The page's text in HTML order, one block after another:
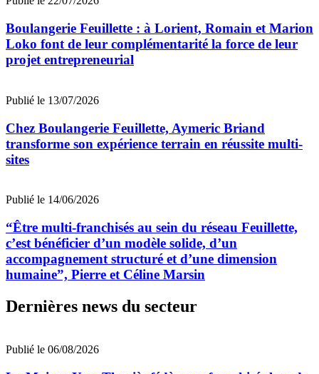
Boulangerie Feuillette : à Lorient, Romain et Marion
Loko font de leur complémentarité la force de leur
projet entrepreneurial
Publié le 13/07/2026
Chez Boulangerie Feuillette, Aymeric Briand
transforme son expérience terrain en réussite multi-
sites
Publié le 14/06/2026
“Être multi-franchisés au sein du réseau Feuillette,
c’est bénéficier d’un modèle solide, d’un
accompagnement structuré et d’une dimension
humaine”, Pierre et Céline Marsin
Dernières news du secteur
Publié le 06/08/2026